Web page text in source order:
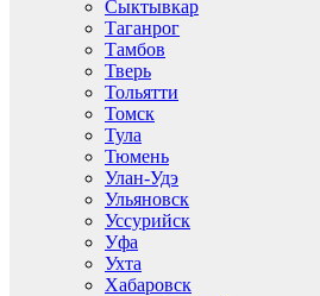
Сыктывкар
Таганрог
Тамбов
Тверь
Тольятти
Томск
Тула
Тюмень
Улан-Удэ
Ульяновск
Уссурийск
Уфа
Ухта
Хабаровск